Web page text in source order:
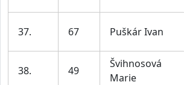
37. 67 Puškár Ivan
38. 49
Švihnosová
Marie